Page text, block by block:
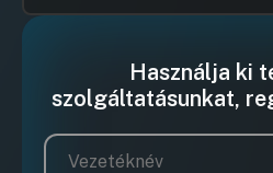
Használja ki
szolgáltatásunkat,